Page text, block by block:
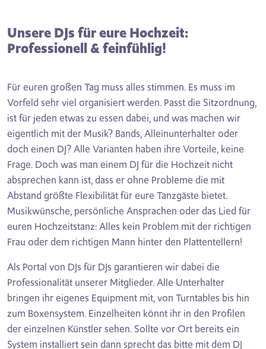
Unsere DJs für eure Hochzeit:
Professionell & feinfühlig!
Für euren großen Tag muss alles stimmen. Es muss im
Vorfeld sehr viel organisiert werden. Passt die Sitzordnung,
ist für jeden etwas zu essen dabei, und was machen wir
eigentlich mit der Musik? Bands, Alleinunterhalter oder
doch einen DJ? Alle Varianten haben ihre Vorteile, keine
Frage. Doch was man einem DJ für die Hochzeit nicht
absprechen kann ist, dass er ohne Probleme die mit
Abstand größte Flexibilität für eure Tanzgäste bietet.
Musikwünsche, persönliche Ansprachen oder das Lied für
euren Hochzeitstanz: Alles kein Problem mit der richtigen
Frau oder dem richtigen Mann hinter den Plattentellern!
Als Portal von DJs für DJs garantieren wir dabei die
Professionalität unserer Mitglieder. Alle Unterhalter
bringen ihr eigenes Equipment mit, von Turntables bis hin
zum Boxensystem. Einzelheiten könnt ihr in den Profilen
der einzelnen Künstler sehen. Sollte vor Ort bereits ein
System installiert sein dann sprecht das bitte mit dem DJ